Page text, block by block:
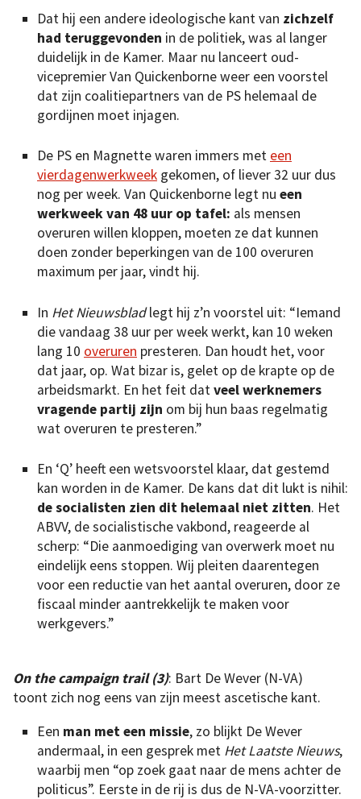
Dat hij een andere ideologische kant van zichzelf
had teruggevonden in de politiek, was al langer
duidelijk in de Kamer. Maar nu lanceert oud-
vicepremier Van Quickenborne weer een voorstel
dat zijn coalitiepartners van de PS helemaal de
gordijnen moet injagen.
De PS en Magnette waren immers met een
vierdagenwerkweek gekomen, of liever 32 uur dus
nog per week. Van Quickenborne legt nu een
werkweek van 48 uur op tafel: als mensen
overuren willen kloppen, moeten ze dat kunnen
doen zonder beperkingen van de 100 overuren
maximum per jaar, vindt hij.
In Het Nieuwsbladlegt hij z’n voorstel uit: “Iemand
die vandaag 38 uur per week werkt, kan 10 weken
lang 10 overuren presteren. Dan houdt het, voor
dat jaar, op. Wat bizar is, gelet op de krapte op de
arbeidsmarkt. En het feit datveel werknemers
vragende partij zijn om bij hun baas regelmatig
wat overuren te presteren.”
En ‘Q’ heeft een wetsvoorstel klaar, dat gestemd
kan worden in de Kamer. De kans dat dit lukt is nihil:
de socialisten zien dit helemaal niet zitten. Het
ABVV, de socialistische vakbond, reageerde al
scherp: “Die aanmoediging van overwerk moet nu
eindelijk eens stoppen. Wij pleiten daarentegen
voor een reductie van het aantal overuren, door ze
fiscaal minder aantrekkelijk te maken voor
werkgevers.”
On the campaign trail (3): Bart De Wever (N-VA)
toont zich nog eens van zijn meest ascetische kant.
Een man met een missie, zo blijkt De Wever
andermaal, in een gesprek met Het Laatste Nieuws,
waarbij men “op zoek gaat naar de mens achter de
politicus”. Eerste in de rij is dus de N-VA-voorzitter.